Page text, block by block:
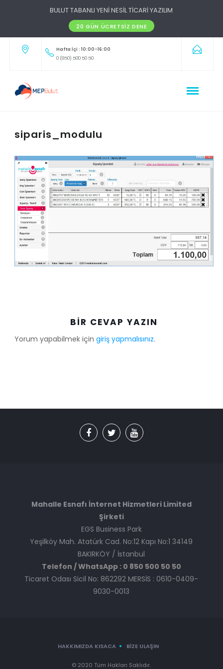
BULUT TABANLI YENİ NESİL TİCARİ YAZILIM
20 GÜN ÜCRETSIZ DENE
Hafta İçi : 10:00-16:00
0 (850) 500 50 50
siparis_modulu
BIR CEVAP YAZIN
Yorum yapabilmek için giriş yapmalısınız.
Mahalle Esnafı İnternet Hizmetleri Limited
Şirketi
EGS Business Park
Yeşilköy Mah. Atatürk Cad. No:12 Kapı No:1 34149
BAKIRKÖY / İstanbul
Telefon / WhatsApp : 0 850 500 50 50
Ticaret Odası Sicil No: 862292 MERSİS : 0610-0409-
9030-0013
HAKKIMIZDA KISACA BIZE ULAŞIN
© 2020 Tüm Hakları Saklıdır.